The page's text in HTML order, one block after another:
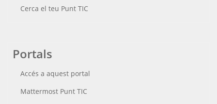
Cerca el teu Punt TIC
Portals
Accés a aquest portal
Mattermost Punt TIC